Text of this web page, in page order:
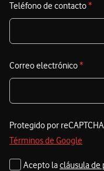
Teléfono de contacto*
Correo electrónico*
Protegido por
Términos de Google
Acepto lacláusula de